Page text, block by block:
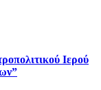
Ιερού